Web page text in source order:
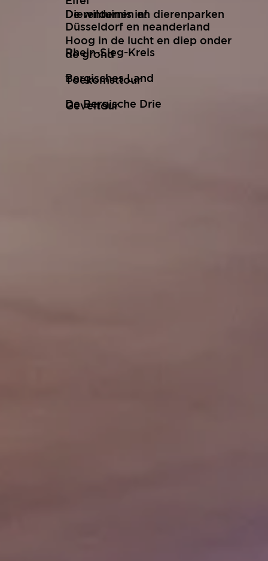
De wildernis in!
Hoog in de lucht en diep onder
de grond
Toekomsttour
Geveltour
Düsseldorf en neanderland
Rhein-Sieg-Kreis
Bergisches Land
De Bergische Drie
Dierentuinen en dierenparken